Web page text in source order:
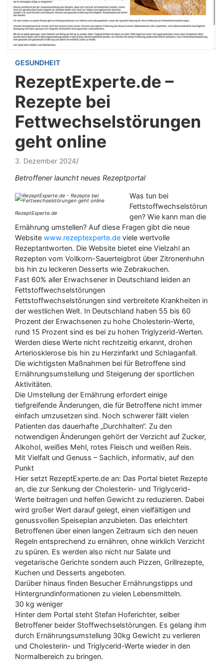
GESUNDHEIT
RezeptExperte.de –
Rezepte bei
Fettwechselstörungen
geht online
3. Dezember 2024
Betroffener launcht neues Rezeptportal
RezeptExperte.de
Was tun bei
Fettstoffwechselstörun
gen? Wie kann man die
Ernährung umstellen? Auf diese Fragen gibt die neue
Website www.rezeptexperte.de viele wertvolle
Rezeptantworten. Die Website bietet eine Vielzahl an
Rezepten vom Vollkorn-Sauerteigbrot über Zitronenhuhn
bis hin zu leckeren Desserts wie Zebrakuchen.
Fast 60% aller Erwachsener in Deutschland leiden an
Fettstoffwechselstörungen
Fettstoffwechselstörungen sind verbreitete Krankheiten in
der westlichen Welt. In Deutschland haben 55 bis 60
Prozent der Erwachsenen zu hohe Cholesterin-Werte,
rund 15 Prozent sind es bei zu hohen Triglyzerid-Werten.
Werden diese Werte nicht rechtzeitig erkannt, drohen
Arteriosklerose bis hin zu Herzinfarkt und Schlaganfall.
Die wichtigsten Maßnahmen bei für Betroffene sind
Ernährungsumstellung und Steigerung der sportlichen
Aktivitäten.
Die Umstellung der Ernährung erfordert einige
tiefgreifende Änderungen, die für Betroffene nicht immer
einfach umzusetzen sind. Noch schwerer fällt vielen
Patienten das dauerhafte „Durchhalten“. Zu den
notwendigen Änderungen gehört der Verzicht auf Zucker,
Alkohol, weißes Mehl, rotes Fleisch und weißen Reis.
Mit Vielfalt und Genuss – Sachlich, informativ, auf den
Punkt
Hier setzt RezeptExperte.de an: Das Portal bietet Rezepte
an, die zur Senkung der Cholesterin- und Triglycerid-
Werte beitragen und helfen Gewicht zu reduzieren. Dabei
wird großer Wert darauf gelegt, einen vielfältigen und
genussvollen Speiseplan anzubieten. Das erleichtert
Betroffenen über einen langen Zeitraum sich den neuen
Regeln entsprechend zu ernähren, ohne wirklich Verzicht
zu spüren. Es werden also nicht nur Salate und
vegetarische Gerichte sondern auch Pizzen, Grillrezepte,
Kuchen und Desserts angeboten.
Darüber hinaus finden Besucher Ernährungstipps und
Hintergrundinformationen zu vielen Lebensmitteln.
30 kg weniger
Hinter dem Portal steht Stefan Hoferichter, selber
Betroffener beider Stoffwechselstörungen. Es gelang ihm
durch Ernährungsumstellung 30kg Gewicht zu verlieren
und Cholesterin- und Triglycerid-Werte wieder in den
Normalbereich zu bringen.